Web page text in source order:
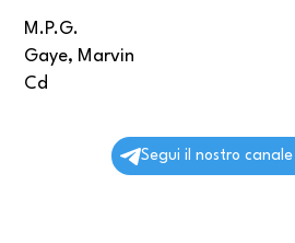
M.P.G.
Gaye, Marvin
Cd
Segui il nostro